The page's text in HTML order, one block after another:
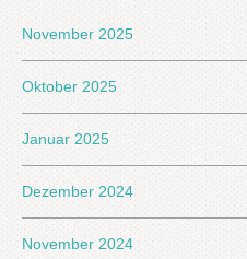
November 2025
Oktober 2025
Januar 2025
Dezember 2024
November 2024